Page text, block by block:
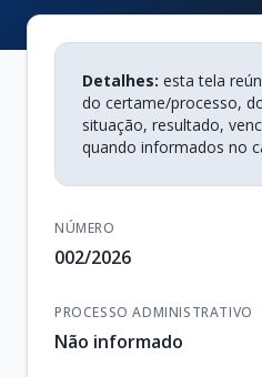
Detalhes: esta tela
do certame/processo,
situação, resultado,
quando informados no
NÚMERO
002/2026
PROCESSO ADMINISTRATIVO
Não informado